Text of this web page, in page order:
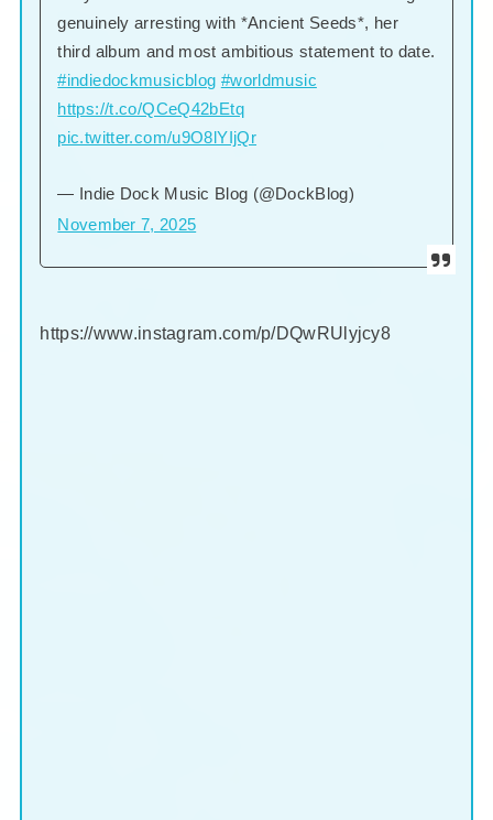
genuinely arresting with *Ancient Seeds*, her
third album and most ambitious statement to date.
#indiedockmusicblog #worldmusic
https://t.co/QCeQ42bEtq
pic.twitter.com/u9O8lYIjQr
— Indie Dock Music Blog (@DockBlog)
November 7, 2025
https://www.instagram.com/p/DQwRUlyjcy8